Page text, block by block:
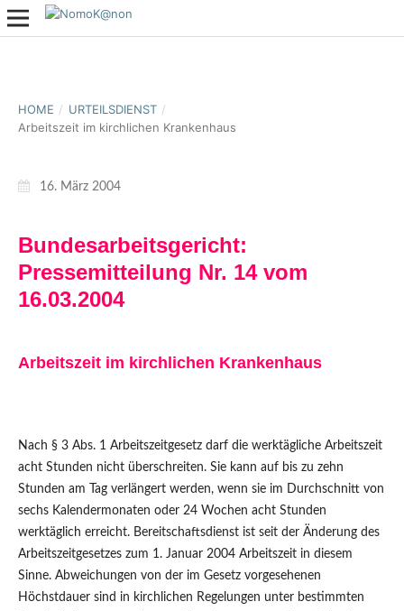
HOME / URTEILSDIENST /
Arbeitszeit im kirchlichen Krankenhaus
16. März 2004
Bundesarbeitsgericht:
Pressemitteilung Nr. 14 vom
16.03.2004
Arbeitszeit im kirchlichen Krankenhaus
Nach § 3 Abs. 1 Arbeitszeitgesetz darf die werktägliche Arbeitszeit
acht Stunden nicht überschreiten. Sie kann auf bis zu zehn
Stunden am Tag verlängert werden, wenn sie im Durchschnitt von
sechs Kalendermonaten oder 24 Wochen acht Stunden
werktäglich erreicht. Bereitschaftsdienst ist seit der Änderung des
Arbeitszeitgesetzes zum 1. Januar 2004 Arbeitszeit in diesem
Sinne. Abweichungen von der im Gesetz vorgesehenen
Höchstdauer sind in kirchlichen Regelungen unter bestimmten